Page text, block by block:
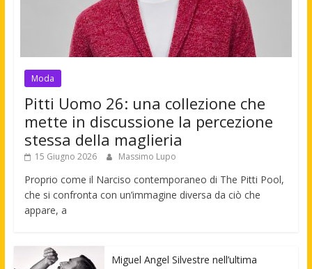
Moda
Pitti Uomo 26: una collezione che
mette in discussione la percezione
stessa della maglieria
15 Giugno 2026 Massimo Lupo
Proprio come il Narciso contemporaneo di The Pitti Pool,
che si confronta con un’immagine diversa da ciò che
appare, a
Miguel Angel Silvestre nell’ultima